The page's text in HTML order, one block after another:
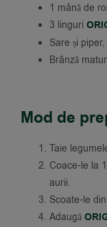
1 mână de
3 linguri
Sare și
Brânză
Mod de
Taie
Coace-le la
aurii.
Scoate-le
Adaugă